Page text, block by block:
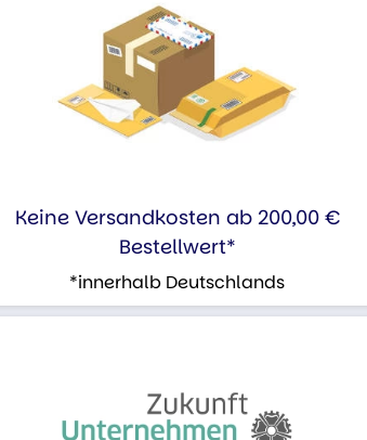
Keine Versandkosten ab 200,00 €
Bestellwert*
*innerhalb Deutschlands